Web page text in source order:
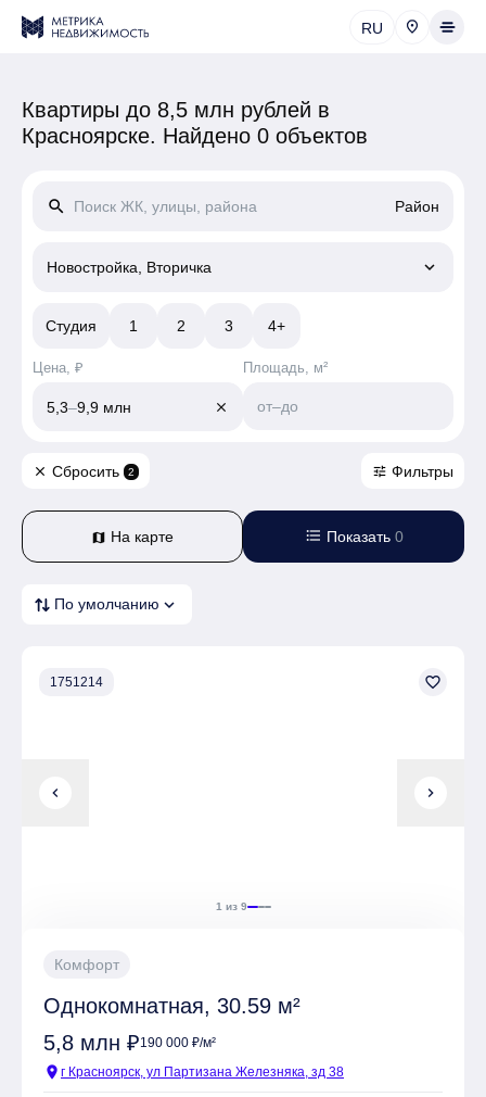
RU
Квартиры до 8,5 млн рублей в
Красноярске. Найдено 0 объектов
search Район
Новостройка, Вторичка keyboard_arrow_down
Студия 1 2 3 4+
Цена, ₽
5,3–9,9 млн close
Площадь, м²
от–до
close Сбросить 2 tune Фильтры
map На карте format_list_bulleted Показать 0
По умолчанию expand_more
chevron_left chevron_right
1 из 9
1751214 favorite_border
Комфорт
Однокомнатная, 30.59 м²
5,8 млн ₽190 000 ₽/м²
location_on г Красноярск, ул Партизана Железняка, зд 38